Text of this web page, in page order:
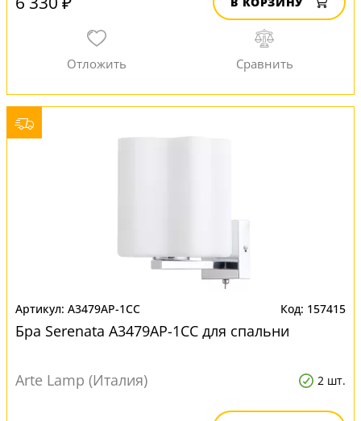
A3479AP-1CC 157415
Бра Serenata A3479AP-1CC для спальни
Arte Lamp (Италия) 2 шт.